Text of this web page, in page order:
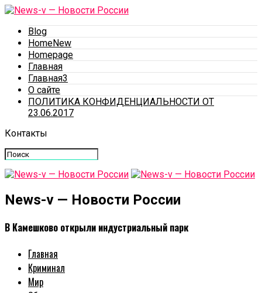
Blog
HomeNew
Homepage
Главная
Главная3
О сайте
ПОЛИТИКА КОНФИДЕНЦИАЛЬНОСТИ ОТ
23.06.2017
Контакты
News-v — Новости России
В Камешково открыли индустриальный парк
Главная
Криминал
Мир